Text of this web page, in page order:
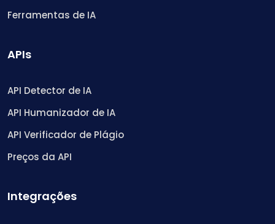
Ferramentas de IA
APIs
API Detector de IA
API Humanizador de IA
API Verificador de Plágio
Preços da API
Integrações